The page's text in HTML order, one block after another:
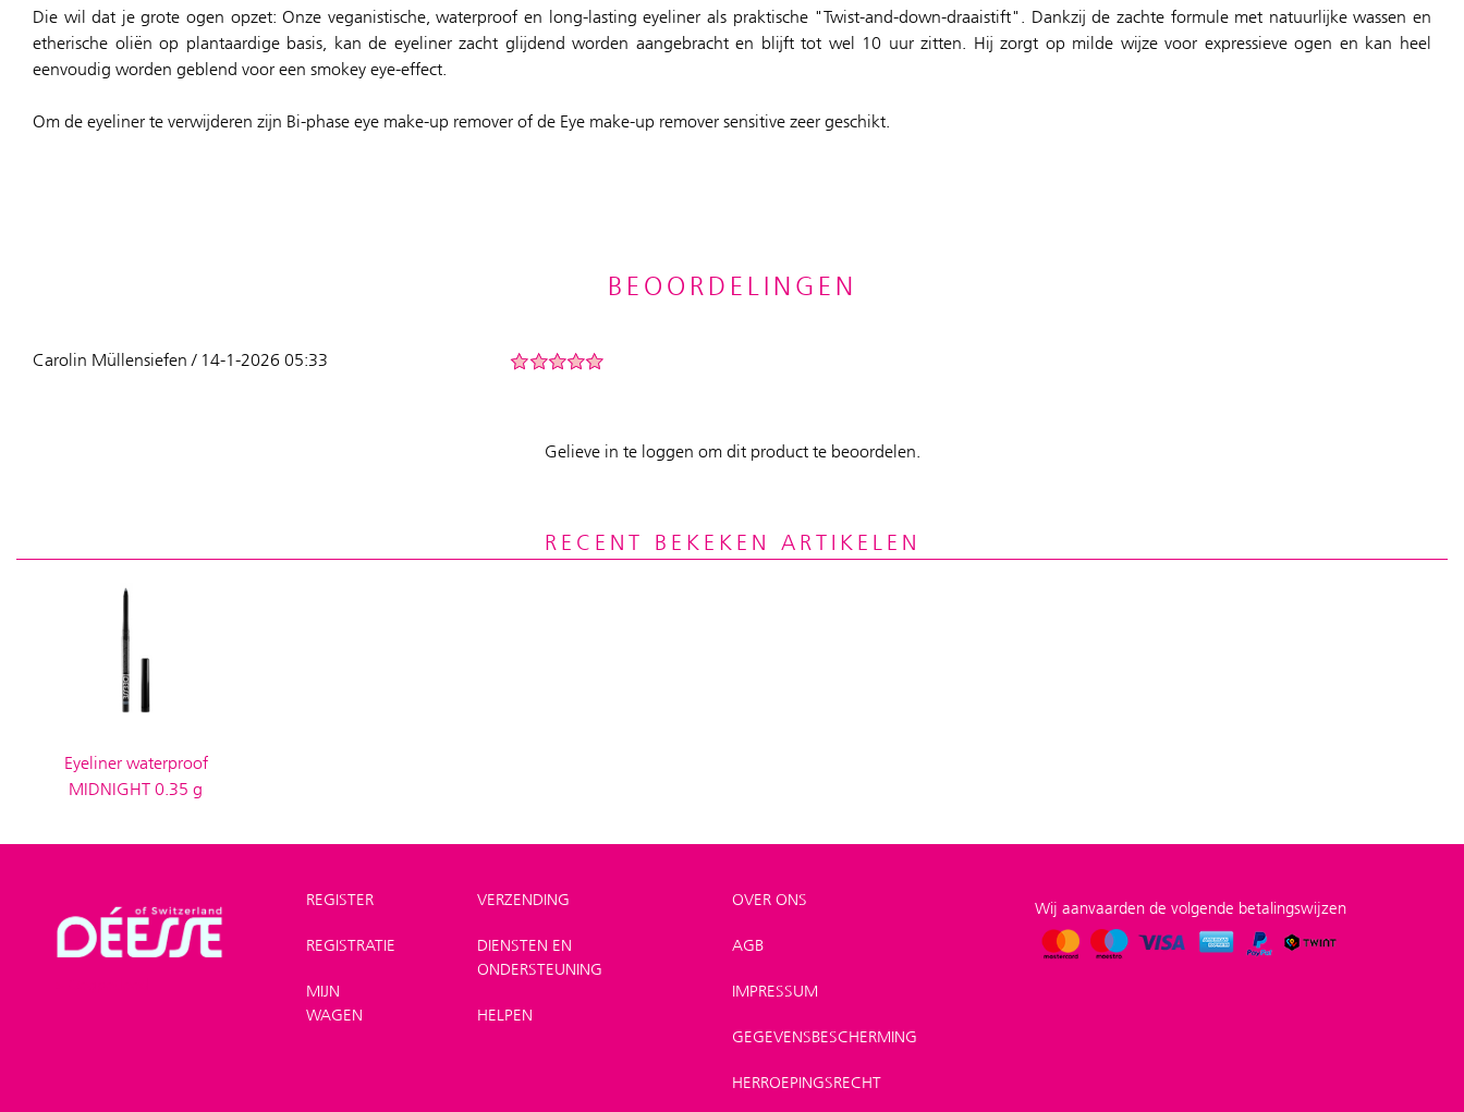
Die wil dat je grote ogen opzet: Onze veganistische, waterproof en long-lasting eyeliner als praktische "Twist-and-down-draaistift". Dankzij de zachte formule met natuurlijke wassen en
etherische oliën op plantaardige basis, kan de eyeliner zacht glijdend worden aangebracht en blijft tot wel 10 uur zitten. Hij zorgt op milde wijze voor expressieve ogen en kan heel
eenvoudig worden geblend voor een smokey eye-effect.
Om de eyeliner te verwijderen zijn Bi-phase eye make-up remover of de Eye make-up remover sensitive zeer geschikt.
BEOORDELINGEN
Carolin Müllensiefen / 14-1-2026 05:33
Gelieve in te loggen om dit product te beoordelen.
RECENT BEKEKEN ARTIKELEN
Eyeliner waterproof
MIDNIGHT 0.35 g
Winkel >Make-up
REGISTER
REGISTRATIE
MIJN
WAGEN
VERZENDING
DIENSTEN EN
ONDERSTEUNING
HELPEN
OVER ONS
AGB
IMPRESSUM
GEGEVENSBESCHERMING
HERROEPINGSRECHT
Wij aanvaarden de volgende betalingswijzen